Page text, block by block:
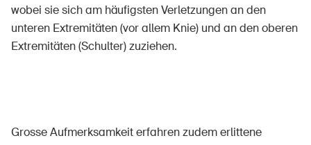
In der Schule
Im Unternehmen
Medien
wobei sie sich am häufigsten Verletzungen an den
unteren Extremitäten (vor allem Knie) und an den oberen
Extremitäten (Schulter) zuziehen.
Grosse Aufmerksamkeit erfahren zudem erlittene